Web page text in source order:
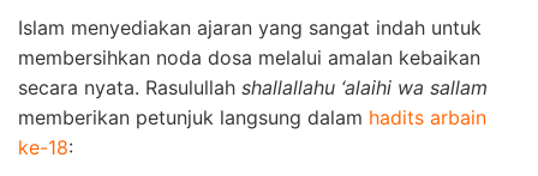
Islam menyediakan ajaran yang sangat indah untuk
membersihkan noda dosa melalui amalan kebaikan
secara nyata. Rasulullah shallallahu ‘alaihi wa sallam
memberikan petunjuk langsung dalam hadits arbain
ke-18: